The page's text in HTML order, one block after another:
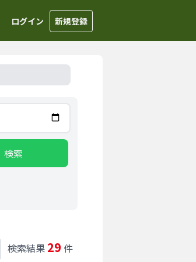
ログイン 新規登録
検索
検索結果 29 件